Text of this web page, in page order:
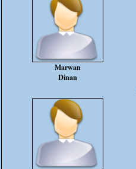
Marwan
Dinan